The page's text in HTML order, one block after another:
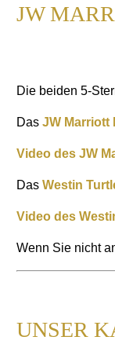
JW
Die beiden 5-
Das JW Marriott
Video des JW
Das Westin
Video des
Wenn Sie nicht
UNSER